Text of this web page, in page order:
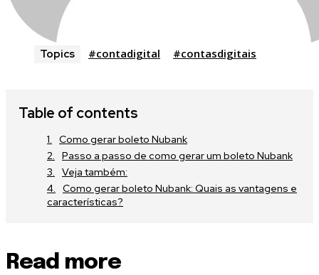
Topics #contadigital #contasdigitais
Table of contents
Como gerar boleto Nubank
Passo a passo de como gerar um boleto Nubank
Veja também:
Como gerar boleto Nubank: Quais as vantagens e
características?
Read more